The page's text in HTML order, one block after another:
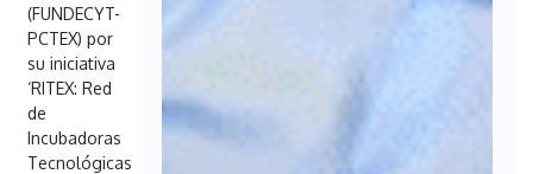
(FUNDECYT-
PCTEX) por
su iniciativa
‘RITEX: Red
de
Incubadoras
Tecnológicas